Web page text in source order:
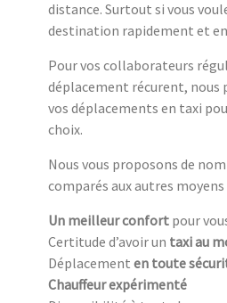
distance. Surtout si vous
destination rapidement et
Pour vos collaborateurs
déplacement récurent, nous
vos déplacements en taxi
choix.
Nous vous proposons de
comparés aux autres
Un meilleur confort pour
Certitude d’avoir un taxi au
Déplacement en toute
Chauffeur expérimenté